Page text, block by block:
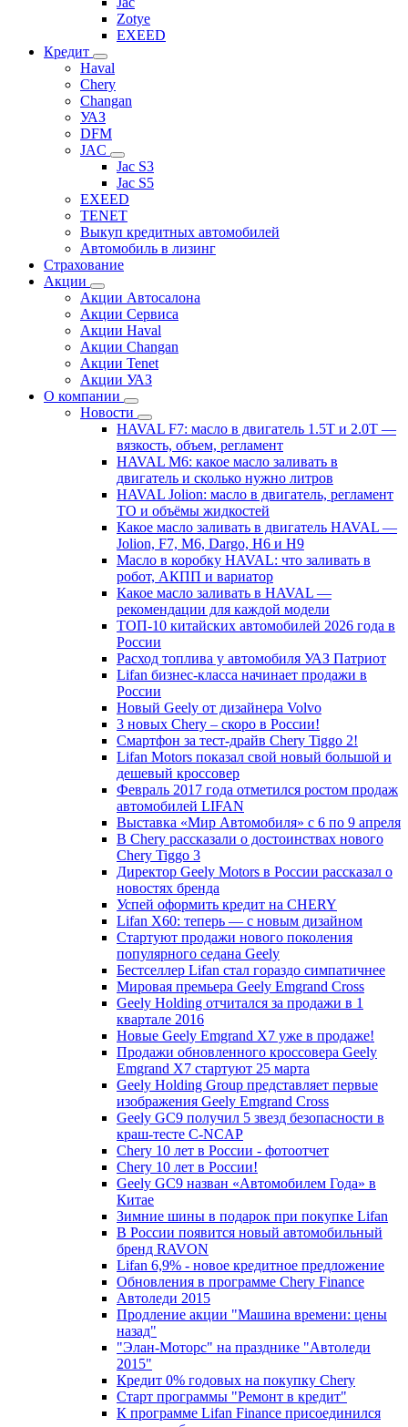
Zotye
EXEED
Кредит
Haval
Chery
Changan
УАЗ
DFM
JAC
Jac S3
Jac S5
EXEED
TENET
Выкуп кредитных автомобилей
Автомобиль в лизинг
Страхование
Акции
Акции Автосалона
Акции Сервиса
Акции Haval
Акции Changan
Акции Tenet
Акции УАЗ
О компании
Новости
HAVAL F7: масло в двигатель 1.5T и 2.0T —
вязкость, объем, регламент
HAVAL M6: какое масло заливать в
двигатель и сколько нужно литров
HAVAL Jolion: масло в двигатель, регламент
ТО и объёмы жидкостей
Какое масло заливать в двигатель HAVAL —
Jolion, F7, M6, Dargo, H6 и H9
Масло в коробку HAVAL: что заливать в
робот, АКПП и вариатор
Какое масло заливать в HAVAL —
рекомендации для каждой модели
ТОП-10 китайских автомобилей 2026 года в
России
Расход топлива у автомобиля УАЗ Патриот
Lifan бизнес-класса начинает продажи в
России
Новый Geely от дизайнера Volvo
3 новых Chery – скоро в России!
Смартфон за тест-драйв Chery Tiggo 2!
Lifan Motors показал свой новый большой и
дешевый кроссовер
Февраль 2017 года отметился ростом продаж
автомобилей LIFAN
Выставка «Мир Автомобиля» с 6 по 9 апреля
В Chery рассказали о достоинствах нового
Chery Tiggo 3
Директор Geely Motors в России рассказал о
новостях бренда
Успей оформить кредит на CHERY
Lifan X60: теперь — с новым дизайном
Стартуют продажи нового поколения
популярного седана Geely
Бестселлер Lifan стал гораздо симпатичнее
Мировая премьера Geely Emgrand Cross
Geely Holding отчитался за продажи в 1
квартале 2016
Новые Geely Emgrand X7 уже в продаже!
Продажи обновленного кроссовера Geely
Emgrand X7 стартуют 25 марта
Geely Holding Group представляет первые
изображения Geely Emgrand Cross
Geely GC9 получил 5 звезд безопасности в
краш-тесте C-NCAP
Chery 10 лет в России - фотоотчет
Chery 10 лет в России!
Geely GC9 назван «Автомобилем Года» в
Китае
Зимние шины в подарок при покупке Lifan
В России появится новый автомобильный
бренд RAVON
Lifan 6,9% - новое кредитное предложение
Обновления в программе Chery Finance
Автоледи 2015
Продление акции "Машина времени: цены
назад"
"Элан-Моторс" на празднике "Автоледи
2015"
Кредит 0% годовых на покупку Chery
Старт программы "Ремонт в кредит"
К программе Lifan Finance присоединился